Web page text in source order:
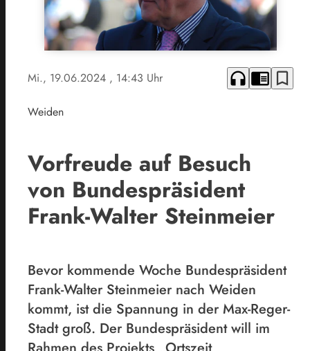
Mi., 19.06.2024 , 14:43 Uhr headphones chrome_reader_mode bookmark_border
Weiden
Vorfreude auf Besuch
von Bundespräsident
Frank-Walter Steinmeier
Bevor kommende Woche Bundespräsident
Frank-Walter Steinmeier nach Weiden
kommt, ist die Spannung in der Max-Reger-
Stadt groß. Der Bundespräsident will im